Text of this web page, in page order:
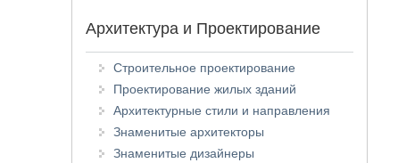
Архитектура и Проектирование
Строительное проектирование
Проектирование жилых зданий
Архитектурные стили и направления
Знаменитые архитекторы
Знаменитые дизайнеры